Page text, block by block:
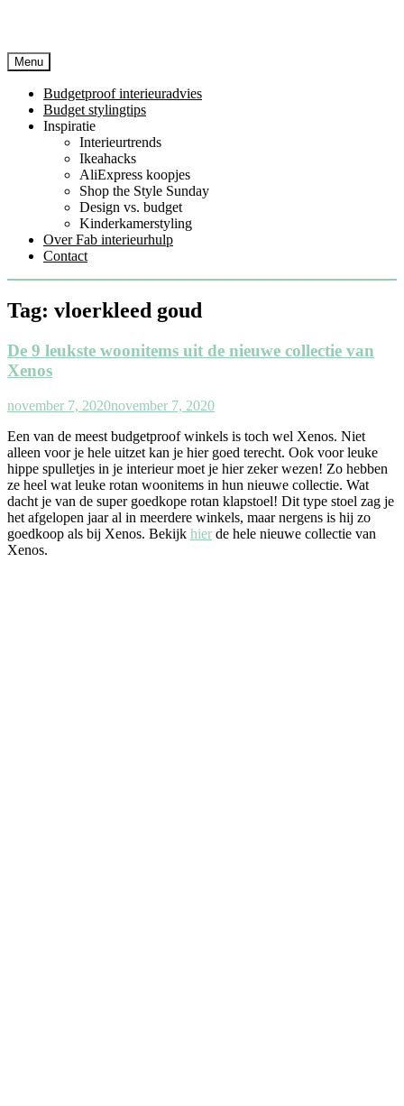
Menu
Budgetproof interieuradvies
Budget stylingtips
Inspiratie
Interieurtrends
Ikeahacks
AliExpress koopjes
Shop the Style Sunday
Design vs. budget
Kinderkamerstyling
Over Fab interieurhulp
Contact
Tag: vloerkleed goud
De 9 leukste woonitems uit de nieuwe collectie van
Xenos
november 7, 2020november 7, 2020
Een van de meest budgetproof winkels is toch wel Xenos. Niet
alleen voor je hele uitzet kan je hier goed terecht. Ook voor leuke
hippe spulletjes in je interieur moet je hier zeker wezen! Zo hebben
ze heel wat leuke rotan woonitems in hun nieuwe collectie. Wat
dacht je van de super goedkope rotan klapstoel! Dit type stoel zag je
het afgelopen jaar al in meerdere winkels, maar nergens is hij zo
goedkoop als bij Xenos. Bekijk hier de hele nieuwe collectie van
Xenos.